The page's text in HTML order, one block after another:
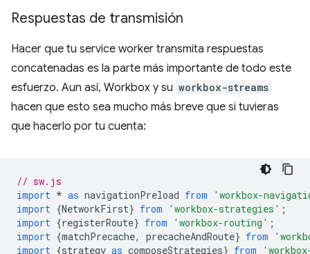
Respuestas de transmisión
Hacer que tu service worker transmita respuestas
concatenadas es la parte más importante de todo este
esfuerzo. Aun así, Workbox y su workbox-streams
hacen que esto sea mucho más breve que si tuvieras
que hacerlo por tu cuenta:
// sw.js
import * as navigationPreload from
'workbox-
import {NetworkFirst} from 'workbox-strategies' ;
import {registerRoute} from 'workbox-routing' ;
import {matchPrecache, precacheAndRoute} from
import {strategy as composeStrategies} from